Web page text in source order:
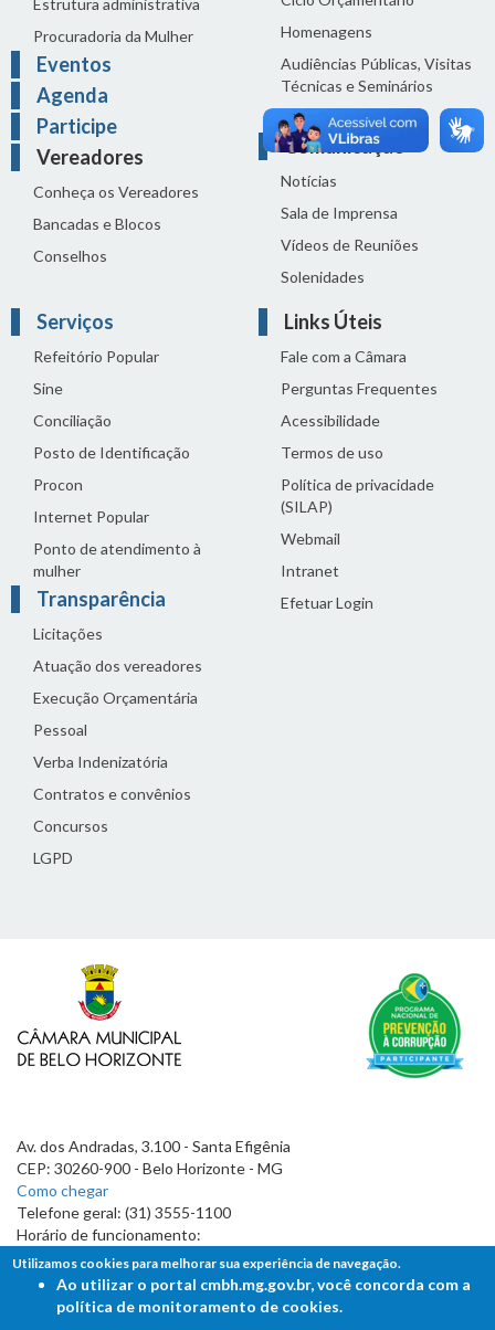
Estrutura administrativa
Procuradoria da Mulher
Eventos
Agenda
Participe
Vereadores
Conheça os Vereadores
Bancadas e Blocos
Conselhos
Homenagens
Audiências Públicas, Visitas
Técnicas e Seminários
Distribuição do dia
Comunicação
Notícias
Sala de Imprensa
Vídeos de Reuniões
Solenidades
Serviços
Refeitório Popular
Sine
Conciliação
Posto de Identificação
Procon
Internet Popular
Ponto de atendimento à
mulher
Transparência
Licitações
Atuação dos vereadores
Execução Orçamentária
Pessoal
Verba Indenizatória
Contratos e convênios
Concursos
LGPD
Links Úteis
Fale com a Câmara
Perguntas Frequentes
Acessibilidade
Termos de uso
Política de privacidade
(SILAP)
Webmail
Intranet
Efetuar Login
Av. dos Andradas, 3.100 - Santa Efigênia
CEP: 30260-900 - Belo Horizonte - MG
Como chegar
Telefone geral: (31) 3555-1100
Horário de funcionamento:
7h às 19h
Utilizamos cookies para melhorar sua experiência de navegação.
Ao utilizar o portal cmbh.mg.gov.br, você concorda com a
política de monitoramento de cookies.